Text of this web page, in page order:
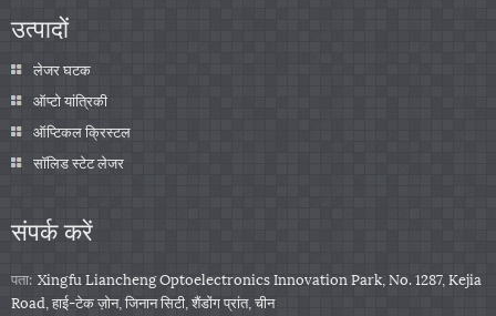
उत्पादों
लेजर घटक
ऑप्टो यांत्रिकी
ऑप्टिकल क्रिस्टल
सॉलिड स्टेट लेजर
संपर्क करें
पता: Xingfu Liancheng Optoelectronics Innovation Park, No. 1287, Kejia
Road, हाई-टेक ज़ोन, जिनान सिटी, शैंडोंग प्रांत, चीन